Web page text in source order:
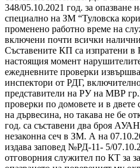
348/05.10.2021 год. за опазване
специално на ЗМ “Туловска
променено работно време на
включени почти всички
Съставените КП са изпратени
настоящия момент
ежедневните проверки
инспектори от РДГ,
представители на РУ на МВР
проверки по домовете и в двете
на дървесина, но такава не бе
год. са съставени два броя АУАН
незаконна сеч в ЗМ. А на
издава заповед №РД-11- 5/
отговорния служител по КТ за